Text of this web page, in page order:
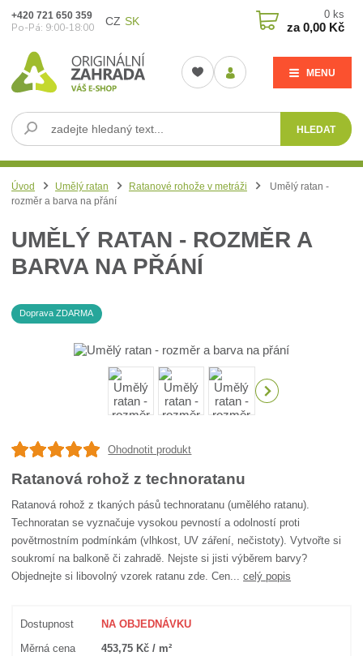
CZ SK
MENU
HLEDAT
+420 721 650 359
Po-Pá: 9:00-18:00
0 ks
za0,00 Kč
Úvod Umělý ratan Ratanové rohože v metráži
Umělý ratan -
rozměr a barva na přání
UMĚLÝ RATAN - ROZMĚR A
BARVA NA PŘÁNÍ
Doprava ZDARMA
Ohodnotit produkt
Ratanová rohož z technoratanu
Ratanová rohož z tkaných pásů technoratanu (umělého ratanu).
Technoratan se vyznačuje vysokou pevností a odolností proti
povětrnostním podmínkám (vlhkost, UV záření, nečistoty). Vytvořte si
soukromí na balkoně či zahradě. Nejste si jisti výběrem barvy?
Objednejte si libovolný vzorek ratanu zde. Cen...celý popis
Dostupnost NA OBJEDNÁVKU
Měrná cena 453,75 Kč / m²